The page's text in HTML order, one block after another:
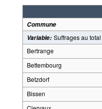
Commune
Variable: Suffrages au total
Bertrange
Bettembourg
Betzdorf
Bissen